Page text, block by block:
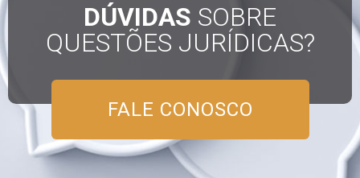
DÚVIDAS SOBRE
QUESTÕES JURÍDICAS?
FALE CONOSCO